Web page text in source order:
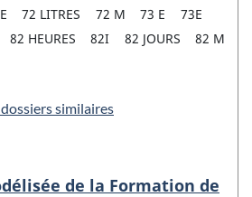
72 LITRES 72 M 73 E
73E
82 HEURES 82I 82 JOURS
82 M
similaires
de la Formation de